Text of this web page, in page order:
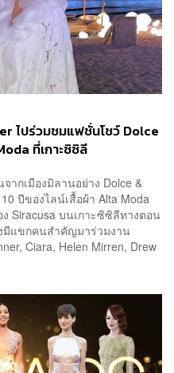
ไปร่วมชมแฟชั่นโชว์ Dolce
ที่เกาะซิซิลี
กเมืองมิลานอย่าง Dolce &
ปีของไลน์เสื้อผ้า Alta Moda
Siracusa บนเกาะซิซิลีทางตอน
มีแขกคนสำคัญมาร่วมงาน
Ciara, Helen Mirren, Drew